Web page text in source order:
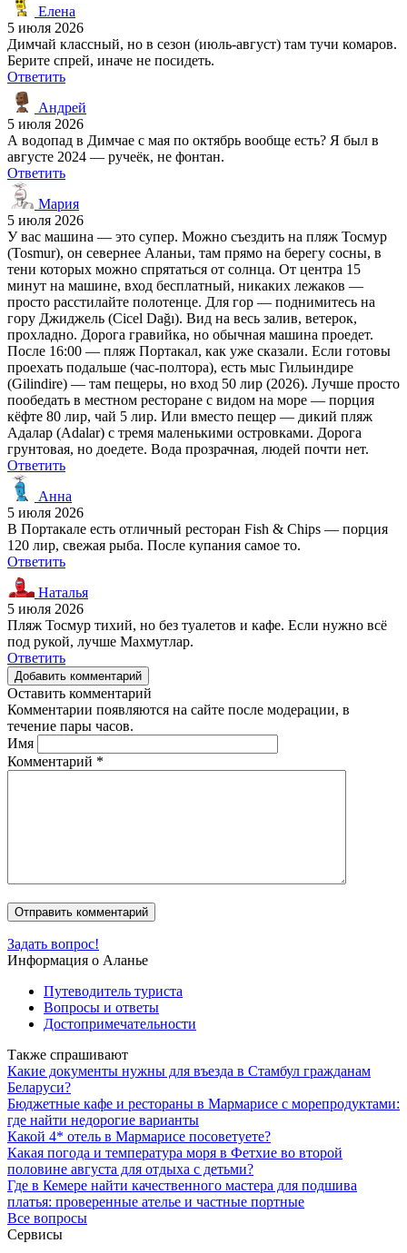
Елена
5 июля 2026
Димчай классный, но в сезон (июль-август) там тучи комаров.
Берите спрей, иначе не посидеть.
Ответить
Андрей
5 июля 2026
А водопад в Димчае с мая по октябрь вообще есть? Я был в
августе 2024 — ручеёк, не фонтан.
Ответить
Мария
5 июля 2026
У вас машина — это супер. Можно съездить на пляж Тосмур
(Tosmur), он севернее Аланьи, там прямо на берегу сосны, в
тени которых можно спрятаться от солнца. От центра 15
минут на машине, вход бесплатный, никаких лежаков —
просто расстилайте полотенце. Для гор — поднимитесь на
гору Джиджель (Cicel Dağı). Вид на весь залив, ветерок,
прохладно. Дорога гравийка, но обычная машина проедет.
После 16:00 — пляж Портакал, как уже сказали. Если готовы
проехать подальше (час-полтора), есть мыс Гильиндире
(Gilindire) — там пещеры, но вход 50 лир (2026). Лучше просто
пообедать в местном ресторане с видом на море — порция
кёфте 80 лир, чай 5 лир. Или вместо пещер — дикий пляж
Адалар (Adalar) с тремя маленькими островками. Дорога
грунтовая, но доедете. Вода прозрачная, людей почти нет.
Ответить
Анна
5 июля 2026
В Портакале есть отличный ресторан Fish & Chips — порция
120 лир, свежая рыба. После купания самое то.
Ответить
Наталья
5 июля 2026
Пляж Тосмур тихий, но без туалетов и кафе. Если нужно всё
под рукой, лучше Махмутлар.
Ответить
Добавить комментарий
Оставить комментарий
Комментарии появляются на сайте после модерации, в
течение пары часов.
Имя
Комментарий *
Задать вопрос!
Информация о Аланье
Путеводитель туриста
Вопросы и ответы
Достопримечательности
Также спрашивают
Какие документы нужны для въезда в Стамбул гражданам
Беларуси?
Бюджетные кафе и рестораны в Мармарисе с морепродуктами:
где найти недорогие варианты
Какой 4* отель в Мармарисе посоветуете?
Какая погода и температура моря в Фетхие во второй
половине августа для отдыха с детьми?
Где в Кемере найти качественного мастера для подшива
платья: проверенные ателье и частные портные
Все вопросы
Сервисы